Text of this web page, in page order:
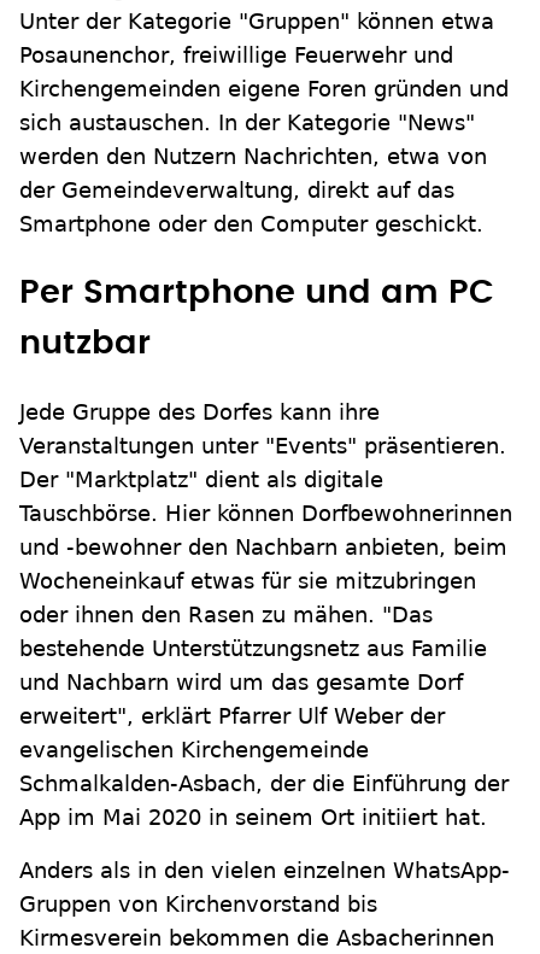
Unter der Kategorie "Gruppen" können etwa
Posaunenchor, freiwillige Feuerwehr und
Kirchengemeinden eigene Foren gründen und
sich austauschen. In der Kategorie "News"
werden den Nutzern Nachrichten, etwa von
der Gemeindeverwaltung, direkt auf das
Smartphone oder den Computer geschickt.
Per Smartphone und am PC
nutzbar
Jede Gruppe des Dorfes kann ihre
Veranstaltungen unter "Events" präsentieren.
Der "Marktplatz" dient als digitale
Tauschbörse. Hier können Dorfbewohnerinnen
und -bewohner den Nachbarn anbieten, beim
Wocheneinkauf etwas für sie mitzubringen
oder ihnen den Rasen zu mähen. "Das
bestehende Unterstützungsnetz aus Familie
und Nachbarn wird um das gesamte Dorf
erweitert", erklärt Pfarrer Ulf Weber der
evangelischen Kirchengemeinde
Schmalkalden-Asbach, der die Einführung der
App im Mai 2020 in seinem Ort initiiert hat.
Anders als in den vielen einzelnen WhatsApp-
Gruppen von Kirchenvorstand bis
Kirmesverein bekommen die Asbacherinnen